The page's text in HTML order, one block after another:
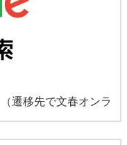
（遷移先で文春オンラ